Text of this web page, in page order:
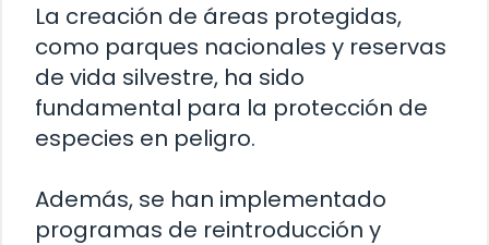
La creación de áreas protegidas,
como parques nacionales y reservas
de vida silvestre, ha sido
fundamental para la protección de
especies en peligro.
Además, se han implementado
programas de reintroducción y